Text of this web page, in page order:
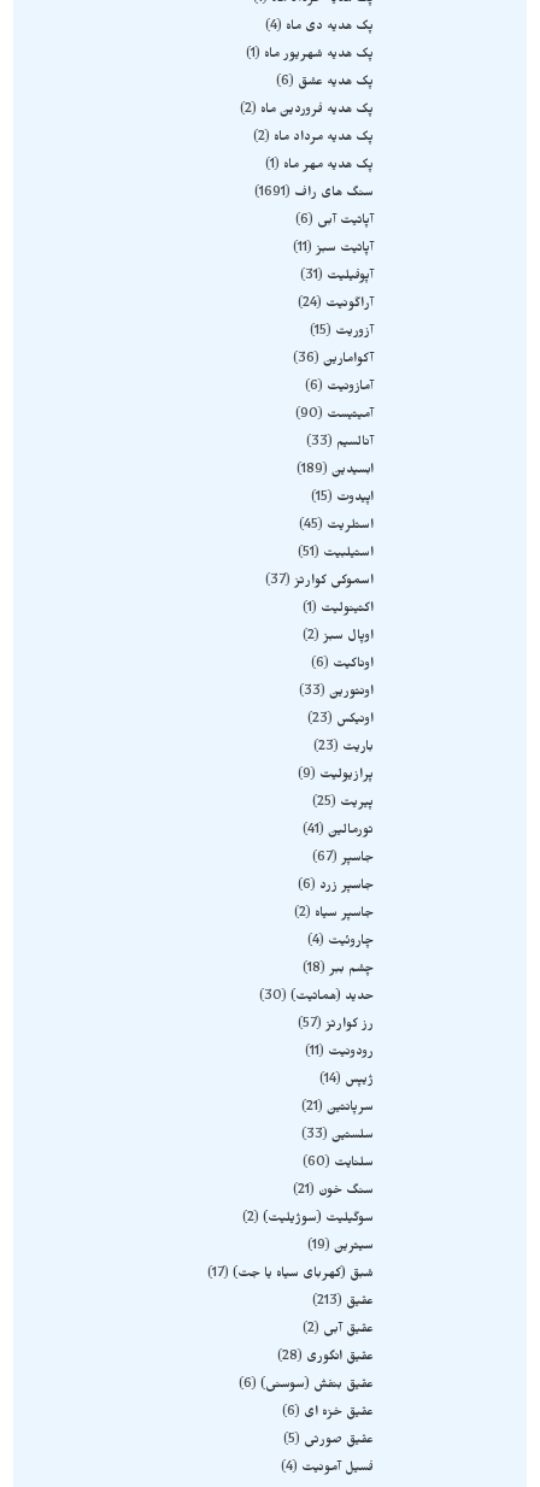
پک هدیه دی ماه
4
پک هدیه شهریور ماه
1
پک هدیه عشق
6
پک هدیه فروردین ماه
2
پک هدیه مرداد ماه
2
پک هدیه مهر ماه
1
سنگ های راف
1691
آپاتیت آبی
6
آپاتیت سبز 11
آپوفیلیت
31
آراگونیت
24
آزوریت
15
آکوامارین 36
آمازونیت
6
آمیتیست
90
آنالسیم
33
ابسیدین 189
اپیدوت
15
استلریت
45
استیلبیت
51
اسموکی کوارتز 37
اکتینولیت
1
اوپال سبز 2
اوناکیت
6
اونتورین 33
اونیکس
23
باریت
23
پرازیولیت
9
پیریت
25
تورمالین 41
جاسپر 67
جاسپر زرد
6
جاسپر سیاه
2
چاروئیت
4
چشم ببر 18
حدید (هماتیت) 30
رز کوارتز 57
رودونیت
11
ژیپس
14
سرپانتین 21
سلستین 33
سلنایت
60
سنگ خون
21
سوگیلیت (سوژیلیت) 2
سیترین 19
شبق (کهربای سیاه یا جت) 17
عقیق
213
عقیق آبی
2
عقیق انگوری
28
عقیق بنفش (سوسنی) 6
عقیق خزه ای
6
عقیق صورتی
5
فسیل آمونیت
4